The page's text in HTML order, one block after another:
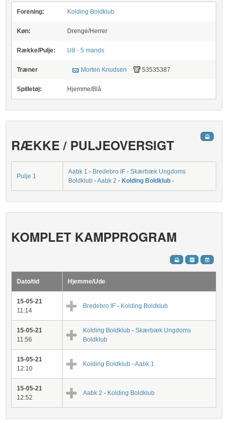
Forening: Kolding Boldklub
Køn: Drenge/Herrer
Række/Pulje: U8 - 5 mands
Træner Morten Knudsen 53535387
Spilletøj: Hjemme/Blå
RÆKKE / PULJEOVERSIGT
Pulje 1
Aabk 1 - Bredebro IF -Skærbæk Ungdoms
Boldklub -Aabk 2 - Kolding Boldklub -
KOMPLET KAMPPROGRAM
Dato/tid Hjemme/Ude
15-05-21
11:14
Bredebro IF - Kolding Boldklub
15-05-21
11:56
Kolding Boldklub -Skærbæk Ungdoms
Boldklub
15-05-21
12:10
Kolding Boldklub -Aabk 1
15-05-21
12:52
Aabk 2 - Kolding Boldklub